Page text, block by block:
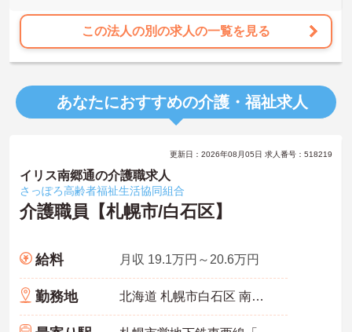
この法人の別の求人の一覧を見る
あなたにおすすめの介護・福祉求人
更新日：2026年08月05日 求人番号：518219
イリス南郷通の介護職求人
さっぽろ高齢者福祉生活協同組合
介護職員【札幌市/白石区】
給料 月収 19.1万円～20.6万円
勤務地 北海道 札幌市白石区 南郷通6丁目北2－10